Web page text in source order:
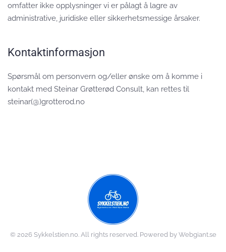
omfatter ikke opplysninger vi er pålagt å lagre av
administrative, juridiske eller sikkerhetsmessige årsaker.
Kontaktinformasjon
Spørsmål om personvern og/eller ønske om å komme i
kontakt med Steinar Grøtterød Consult, kan rettes til
steinar(@)grotterod.no
© 2026 Sykkelstien.no. All rights reserved. Powered by Webgiant.se